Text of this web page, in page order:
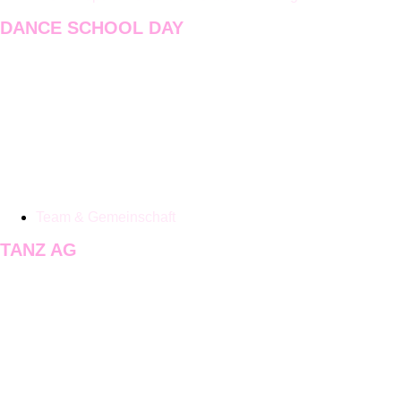
DANCE SCHOOL DAY
TANZ AG